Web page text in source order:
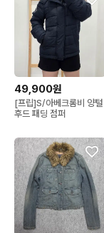
49,900원
[프립]S/아베크롬비 양털
후드 패딩 점퍼